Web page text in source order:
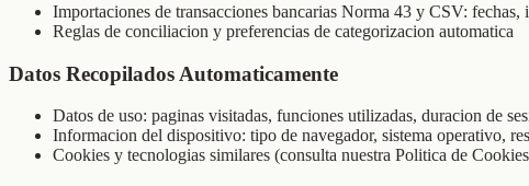
Importaciones de transacciones bancarias Norma 43 y CSV: fechas,
Reglas de conciliacion y preferencias de categorizacion automatica
Datos Recopilados Automaticamente
Datos de uso: paginas visitadas, funciones utilizadas, duracion de
Informacion del dispositivo: tipo de navegador, sistema operativo,
Cookies y tecnologias similares (consulta nuestra Politica de